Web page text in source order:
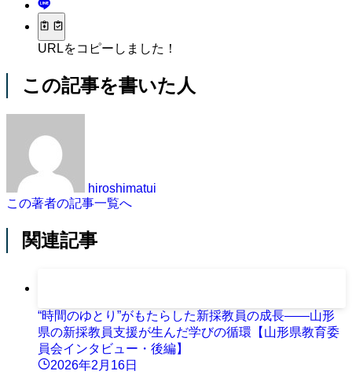
URLをコピーしました！
この記事を書いた人
hiroshimatui
この著者の記事一覧へ
関連記事
“時間のゆとり”がもたらした新採教員の成長――山形
県の新採教員支援が生んだ学びの循環【山形県教育委
員会インタビュー・後編】
2026年2月16日